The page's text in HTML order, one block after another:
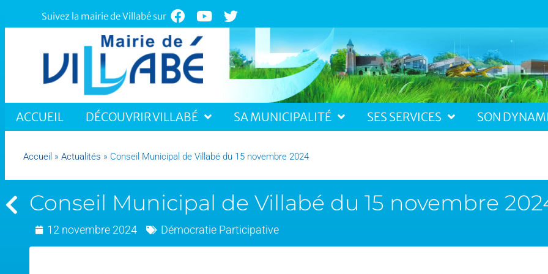
Suivez la mairie de Villabé sur
ACCUEIL DÉCOUVRIR VILLABÉ SA MUNICIPALITÉ SES SERVICES SON
Accueil » Actualités » Conseil Municipal de Villabé du 15 novembre 2024
Conseil Municipal de Villabé du 15 novembre
12 novembre 2024 Démocratie Participative